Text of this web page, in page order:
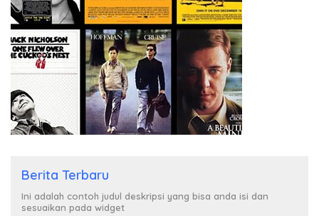
Berita Terbaru
Ini adalah contoh judul deskripsi yang bisa anda isi dan
sesuaikan pada widget